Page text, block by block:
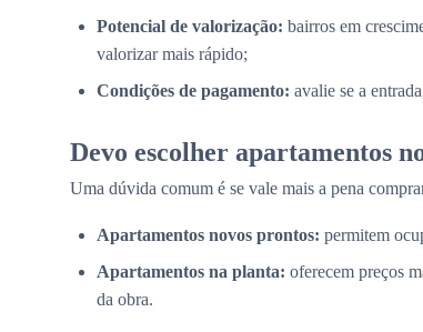
Potencial de valorização: bairros em
valorizar mais rápido;
Condições de pagamento: avalie se a
Devo escolher apartamentos
Uma dúvida comum é se vale mais a pena
Apartamentos novos prontos: permitem
Apartamentos na planta: oferecem preços
da obra.